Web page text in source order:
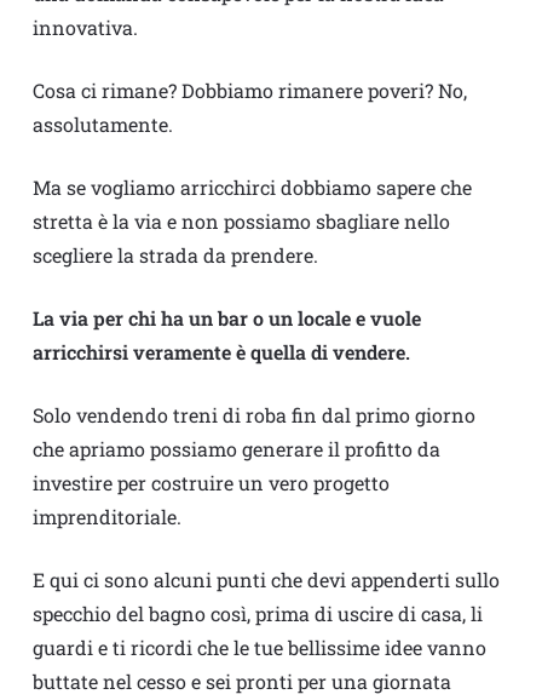
innovativa.
Cosa ci rimane? Dobbiamo rimanere poveri? No,
assolutamente.
Ma se vogliamo arricchirci dobbiamo sapere che
stretta è la via e non possiamo sbagliare nello
scegliere la strada da prendere.
La via per chi ha un bar o un locale e vuole
arricchirsi veramente è quella di vendere.
Solo vendendo treni di roba fin dal primo giorno
che apriamo possiamo generare il profitto da
investire per costruire un vero progetto
imprenditoriale.
E qui ci sono alcuni punti che devi appenderti sullo
specchio del bagno così, prima di uscire di casa, li
guardi e ti ricordi che le tue bellissime idee vanno
buttate nel cesso e sei pronti per una giornata